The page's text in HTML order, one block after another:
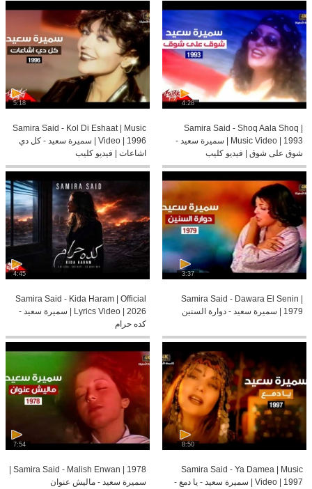
4:28
Samira Said - Shoq Aala Shoq |
Music Video | 1993 | سميرة سعيد -
شوق على شوق | فيديو كليب
5:18
Samira Said - Kol Di Eshaat | Music
Video | 1996 | سميرة سعيد - كل دي
اشاعات | فيديو كليب
3:37
Samira Said - Dawara El Senin |
1979 | سميرة سعيد - دوارة السنين
4:45
Samira Said - Kida Haram | Official
Lyrics Video | 2026 | سميرة سعيد -
كده حرام
8:50
Samira Said - Ya Damea | Music
Video | 1997 | سميرة سعيد - يا دمع -
7:54
Samira Said - Malish Enwan | 1978 |
سميرة سعيد - ماليش عنوان